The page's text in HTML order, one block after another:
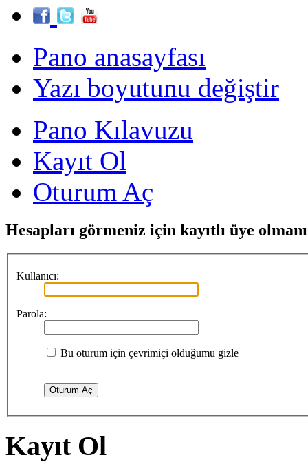
Pano anasayfası
Yazı boyutunu değiştir
Pano Kılavuzu
Kayıt Ol
Oturum Aç
Hesapları görmeniz için kayıtlı üye
Kullanıcı:
Parola:
Bu oturum için çevrimiçi olduğumu gizle
Kayıt Ol